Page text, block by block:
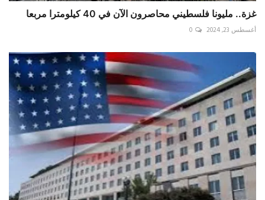
غزة.. مليونا فلسطيني محاصرون الآن في 40 كيلومترا مربعا
أغسطس 23, 2024 0